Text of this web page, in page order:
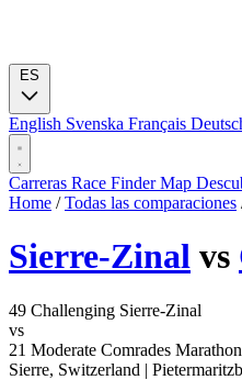
English Svenska Français
Carreras Race FinderMap
Home / Todas las comparaciones
Sierre-Zinal vs
49 Challenging Sierre-Zinal
vs
21 Moderate Comrades
Sierre, Switzerland |